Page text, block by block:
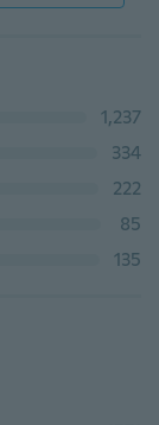
1,237
334
222
85
135